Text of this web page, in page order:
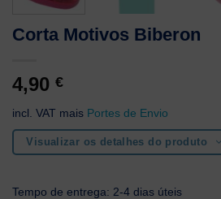
Corta Motivos Biberon
4,90 €
incl. VAT mais Portes de Envio
Visualizar os detalhes do produto
Tempo de entrega: 2-4 dias úteis